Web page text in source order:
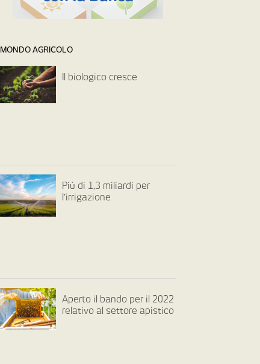
MONDO AGRICOLO
Il biologico cresce
Più di 1,3 miliardi per
l’irrigazione
Aperto il bando per il 2022
relativo al settore apistico